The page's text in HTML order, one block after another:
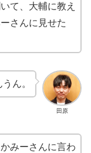
て、大輔に教え
さんに見せた
田原
うん。
みーさんに言わ